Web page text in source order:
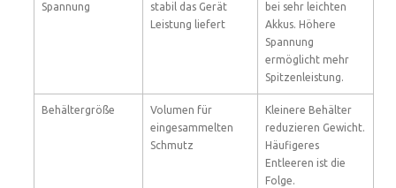
Spannung
stabil das Gerät
Leistung liefert
bei sehr leichten
Akkus. Höhere
Spannung
ermöglicht mehr
Spitzenleistung.
Behältergröße
Volumen für
eingesammelten
Schmutz
Kleinere Behälter
reduzieren Gewicht.
Häufigeres
Entleeren ist die
Folge.